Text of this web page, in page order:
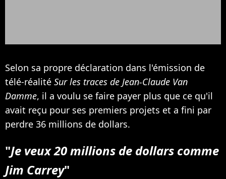
Selon sa propre déclaration dans l'émission de
télé-réalité Sur les traces de Jean-Claude Van
Damme, il a voulu se faire payer plus que ce qu'il
avait reçu pour ses premiers projets et a fini par
perdre 36 millions de dollars.
"Je veux 20 millions de dollars comme
Jim Carrey"